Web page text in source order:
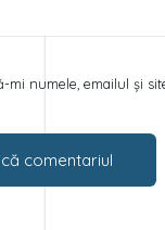
mi numele, emailul și